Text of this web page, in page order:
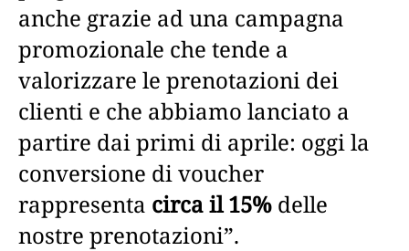
anche grazie ad una campagna
promozionale che tende a
valorizzare le prenotazioni dei
clienti e che abbiamo lanciato a
partire dai primi di aprile: oggi la
conversione di voucher
rappresenta circa il 15% delle
nostre prenotazioni”.